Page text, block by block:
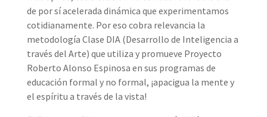
de por sí acelerada dinámica que experimentamos
cotidianamente. Por eso cobra relevancia la
metodología Clase DIA (Desarrollo de Inteligencia a
través del Arte) que utiliza y promueve Proyecto
Roberto Alonso Espinosa en sus programas de
educación formal y no formal, ¡apacigua la mente y
el espíritu a través de la vista!